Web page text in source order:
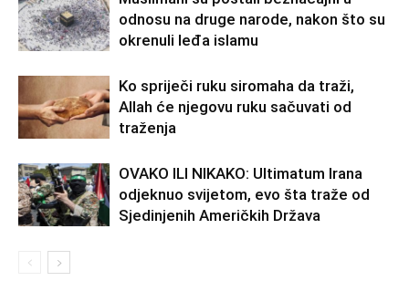
odnosu na druge narode, nakon što su
okrenuli leđa islamu
Ko spriječi ruku siromaha da traži,
Allah će njegovu ruku sačuvati od
traženja
OVAKO ILI NIKAKO: Ultimatum Irana
odjeknuo svijetom, evo šta traže od
Sjedinjenih Američkih Država